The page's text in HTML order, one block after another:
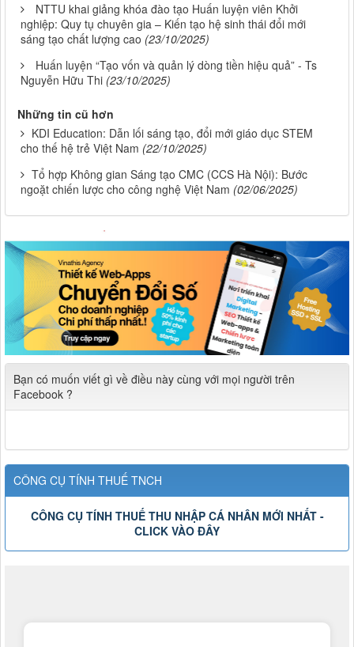
NTTU khai giảng khóa đào tạo Huấn luyện viên Khởi
nghiệp: Quy tụ chuyên gia – Kiến tạo hệ sinh thái đổi mới
sáng tạo chất lượng cao (23/10/2025)
Huấn luyện “Tạo vốn và quản lý dòng tiền hiệu quả” - Ts
Nguyễn Hữu Thi (23/10/2025)
Những tin cũ hơn
KDI Education: Dẫn lối sáng tạo, đổi mới giáo dục STEM
cho thế hệ trẻ Việt Nam (22/10/2025)
Tổ hợp Không gian Sáng tạo CMC (CCS Hà Nội): Bước
ngoặt chiến lược cho công nghệ Việt Nam (02/06/2025)
Bạn có muốn viết gì về điều này cùng với mọi người trên
Facebook ?
CÔNG CỤ TÍNH THUẾ TNCH
CÔNG CỤ TÍNH THUẾ THU NHẬP CÁ NHÂN MỚI NHẤT -
CLICK VÀO ĐÂY